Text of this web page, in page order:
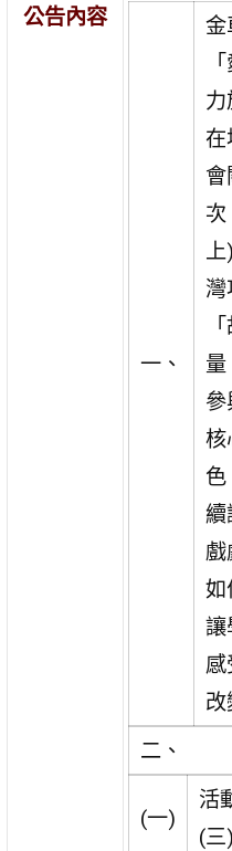
公告內容
一、
金
力
在
會
次
上
灣
量
參
核
色
續
戲
如
讓
感
改
二、
(一)
活
(